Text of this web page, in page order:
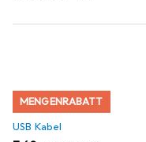
MENGENRABATT
USB Kabel